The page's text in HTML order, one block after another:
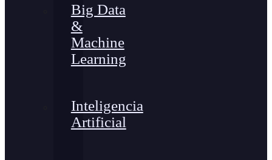
Big Data
&
Machine
Learning
Inteligencia
Artificial